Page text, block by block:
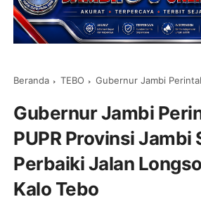
Beranda TEBO Gubernur Jambi Perintahkan PUPR Provinsi Jambi
Gubernur Jambi
PUPR Provinsi Jambi
Perbaiki Jalan
Kalo Tebo